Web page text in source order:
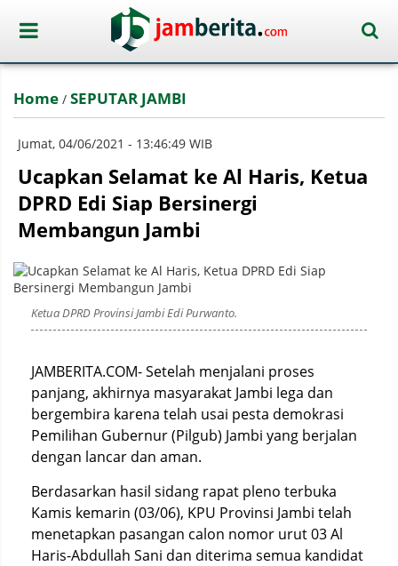
Home / SEPUTAR JAMBI
Jumat, 04/06/2021 - 13:46:49 WIB
Ucapkan Selamat ke Al Haris, Ketua
DPRD Edi Siap Bersinergi
Membangun Jambi
Ketua DPRD Provinsi Jambi Edi Purwanto.
JAMBERITA.COM- Setelah menjalani proses
panjang, akhirnya masyarakat Jambi lega dan
bergembira karena telah usai pesta demokrasi
Pemilihan Gubernur (Pilgub) Jambi yang berjalan
dengan lancar dan aman.
Berdasarkan hasil sidang rapat pleno terbuka
Kamis kemarin (03/06), KPU Provinsi Jambi telah
menetapkan pasangan calon nomor urut 03 Al
Haris-Abdullah Sani dan diterima semua kandidat